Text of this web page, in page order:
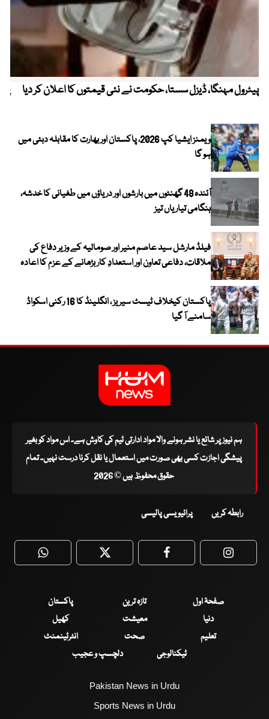
پیٹرول مہنگا، ڈیزل سستا، حکومت نے نئی قیمتوں کا اعلان کر دیا
ویمنز ایشیا کپ 2026، پاکستان اور بھارت کا مقابلہ دبئی میں
ہو گا
آئندہ 48 گھنٹوں میں بارشوں اور دریاؤں میں طغیانی کا خدشہ،
ہنگامی تیاریاں تیز
فیلڈ مارشل سید عاصم منیر اور صومالیہ کے وزیر دفاع کی
ملاقات، دفاعی تعاون اور استعدادِ کار بڑھانے کے عزم کا اعادہ
پاکستان کیخلاف ٹیسٹ سیریز ، انگلینڈ کا 16 رکنی اسکواڈ
سامنے آ گیا
ہم نیوز پر شائع یا نشر ہونے والا مواد ادارتی ٹیم کی کاوش ہے۔ اس مواد کو بغیر
پیشگی اجازت کسی بھی صورت میں استعمال یا نقل کرنا درست نہیں۔ تمام
حقوق محفوظ ہیں © 2026
رابطہ کریں پرائیویسی پالیسی
WhatsApp Twitter Facebook
صفحۂ اول تازہ ترین
پاکستان
دنیا
معیشت
کھیل
تعلیم
صحت
انٹرٹینمنٹ
ٹیکنالوجی
دلچسپ و عجیب
Pakistan News in Urdu
Sports News in Urdu